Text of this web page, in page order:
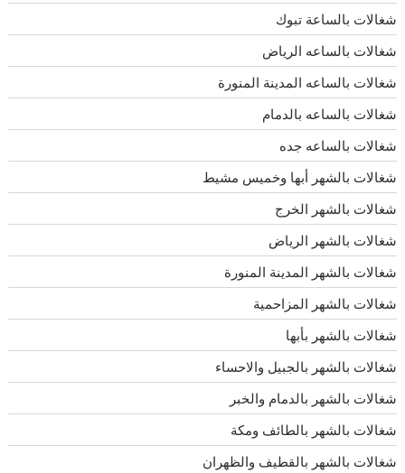
شغالات بالساعة تبوك
شغالات بالساعه الرياض
شغالات بالساعه المدينة المنورة
شغالات بالساعه بالدمام
شغالات بالساعه جده
شغالات بالشهر أبها وخميس مشيط
شغالات بالشهر الخرج
شغالات بالشهر الرياض
شغالات بالشهر المدينة المنورة
شغالات بالشهر المزاحمية
شغالات بالشهر بأبها
شغالات بالشهر بالجبيل والاحساء
شغالات بالشهر بالدمام والخبر
شغالات بالشهر بالطائف ومكة
شغالات بالشهر بالقطيف والظهران